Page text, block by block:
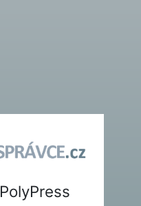
PolyPress